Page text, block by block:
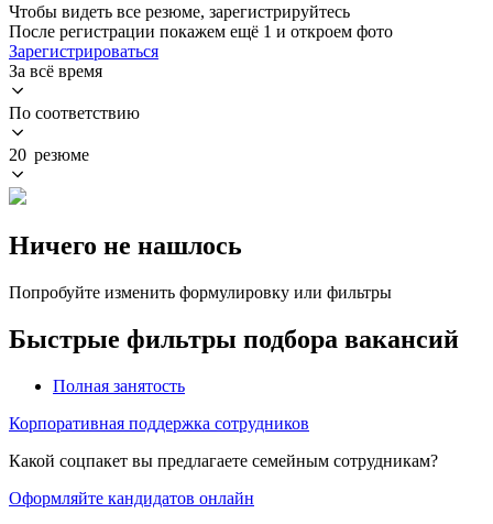
Чтобы видеть все резюме, зарегистрируйтесь
После регистрации покажем ещё 1 и откроем фото
Зарегистрироваться
За всё время
По соответствию
20 резюме
Ничего не нашлось
Попробуйте изменить формулировку или фильтры
Быстрые фильтры подбора вакансий
Полная занятость
Корпоративная поддержка сотрудников
Какой соцпакет вы предлагаете семейным сотрудникам?
Оформляйте кандидатов онлайн